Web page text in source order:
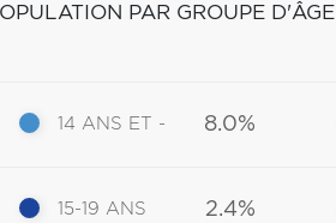
PAR GROUPE D'ÂGE
14 ANS ET - 8.0%
15-19 ANS 2.4%